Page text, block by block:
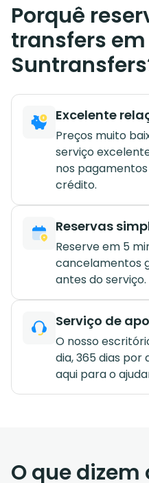
Porquê
transfers em
Excelente
Preços muito
serviço
nos
crédito.
Reservas
Reserve em 5
cancelamentos
antes do serviço.
Serviço de
O nosso
dia, 365 dias
aqui para o
O que